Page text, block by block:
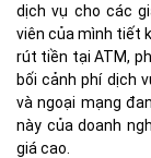
dịch vụ cho các
viên của mình tiết
rút tiền tại ATM,
bối cảnh phí dịch
và ngoại mạng
này của doanh
giá cao.